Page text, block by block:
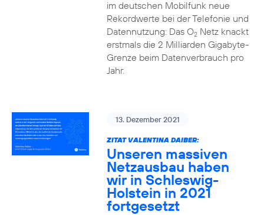
im deutschen Mobilfunk neue
Rekordwerte bei der Telefonie und
Datennutzung: Das O2Netz knackt
erstmals die 2 Milliarden Gigabyte-
Grenze beim Datenverbrauch pro
Jahr.
13. Dezember 2021
ZITAT VALENTINA DAIBER:
Unseren massiven
Netzausbau haben
wir in Schleswig-
Holstein in 2021
fortgesetzt